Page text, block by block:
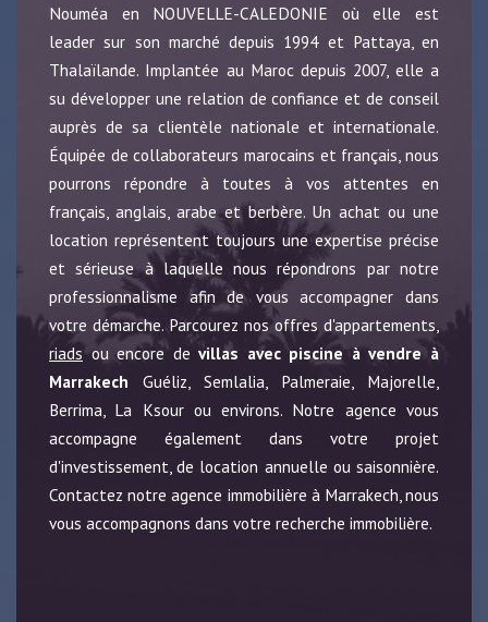
Nouméa en NOUVELLE-CALEDONIE où elle est
leader sur son marché depuis 1994 et Pattaya, en
Thalaïlande. Implantée au Maroc depuis 2007, elle a
su développer une relation de confiance et de conseil
auprès de sa clientèle nationale et internationale.
Équipée de collaborateurs marocains et français, nous
pourrons répondre à toutes à vos attentes en
français, anglais, arabe et berbère. Un achat ou une
location représentent toujours une expertise précise
et sérieuse à laquelle nous répondrons par notre
professionnalisme afin de vous accompagner dans
votre démarche. Parcourez nos offres d'appartements,
riads ou encore devillas avec piscine à vendre à
Marrakech Guéliz, Semlalia, Palmeraie, Majorelle,
Berrima, La Ksour ou environs. Notre agence vous
accompagne également dans votre projet
d'investissement, de location annuelle ou saisonnière.
Contactez notre agence immobilière à Marrakech, nous
vous accompagnons dans votre recherche immobilière.